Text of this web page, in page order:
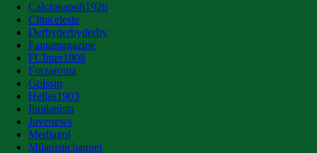
Calcionapoli1926
Cittaceleste
Derbyderbyderby
Fantamagazine
FCInter1908
Forzaroma
Golssip
Hellas1903
Ilmilanista
Juvenews
Mediagol
Milanistichannel